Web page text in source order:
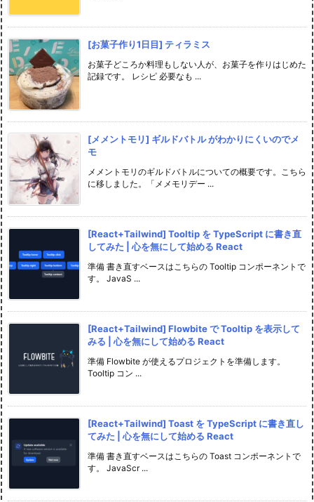
[お菓子作り1日目] ティラミス
お菓子どころか料理もしない人が、お菓子を作りはじめた
記録です。 レシピ 必要なも ...
[メメントモリ] ギルドバトル がわかりにくいのでメ
モ
メメントモリのギルドバトルについての概要です。こちら
に移しました。「メメモリデー ...
[React+Tailwind] Tooltip を TypeScript に書き直
してみた | 心を無にして始める React
準備 書き直すベースはこちらの Tooltip コンポーネントで
す。 JavaS ...
[React+Tailwind] Flowbite で Tooltip を表示して
みる | 心を無にして始める React
準備 Flowbite が使えるプロジェクトを準備します。
Tooltip コン ...
[React+Tailwind] Toast を TypeScript に書き直し
てみた | 心を無にして始める React
準備 書き直すベースはこちらの Toast コンポーネントで
す。 JavaScr ...